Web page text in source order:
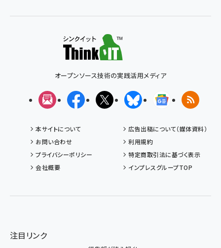
オープンソース技術の実践活用メディア
メルマガFacebookX(エックス)BlueskyGoogleニュ
RSS
本サイトについて
広告出稿について（媒体資料）
お問い合わせ
利用規約
プライバシーポリシー
特定商取引法に基づく表示
会社概要
インプレスグループTOP
注目リンク